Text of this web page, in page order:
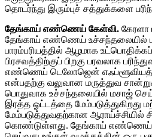
தொடர்ந்து இரும்புச் சத்துக்களை
தேங்காய் எண்ணெய் கேள்வி. கேரளா
தேங்காய் எண்ணெய் உச்சந்தலையில்
பாரம்பரியத்தில் ஆழமாக
பிரசவத்திற்குப் பிறகு பரவலாக
எண்ணெய் டெலோஜென்
என்பதற்கு வலுவான மருத்துவ
பொதுவாக உச்சந்தலையில் மசாஜ்
இரத்த ஓட்டத்தை மேம்படுத்துகிறது
மேம்படுத்துவதற்கான
கொண்டுள்ளது. தேங்காய் எண்ணெய்